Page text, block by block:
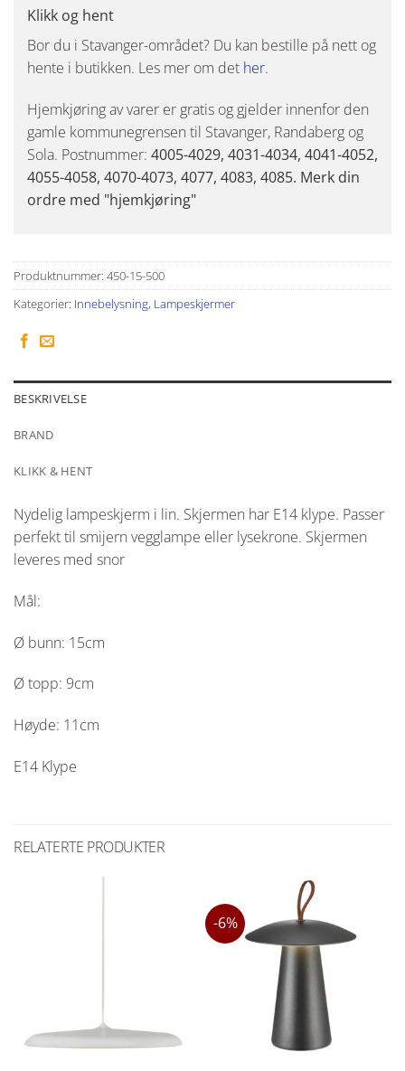
Klikk og hent
Bor du i Stavanger-området? Du kan bestille på nett og
hente i butikken. Les mer om det her.
Hjemkjøring av varer er gratis og gjelder innenfor den
gamle kommunegrensen til Stavanger, Randaberg og
Sola. Postnummer: 4005-4029, 4031-4034, 4041-4052,
4055-4058, 4070-4073, 4077, 4083, 4085. Merk din
ordre med "hjemkjøring"
Produktnummer: 450-15-500
Kategorier: Innebelysning, Lampeskjermer
BESKRIVELSE
BRAND
KLIKK & HENT
Nydelig lampeskjerm i lin. Skjermen har E14 klype. Passer
perfekt til smijern vegglampe eller lysekrone. Skjermen
leveres med snor
Mål:
Ø bunn: 15cm
Ø topp: 9cm
Høyde: 11cm
E14 Klype
RELATERTE PRODUKTER
-6%